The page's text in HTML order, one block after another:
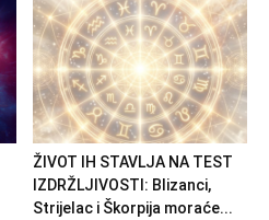
ŽIVOT IH STAVLJA NA TEST
IZDRŽLJIVOSTI: Blizanci,
Strijelac i Škorpija moraće...